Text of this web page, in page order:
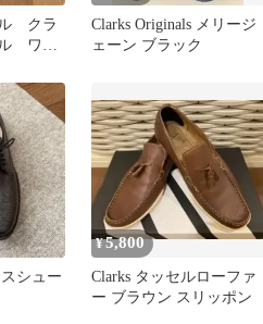
クラ
ワラ
Clarks Originals メリージ
ェーン ブラック
シュー
¥5,800
Clarks タッセルローファ
ー ブラウン スリッポン